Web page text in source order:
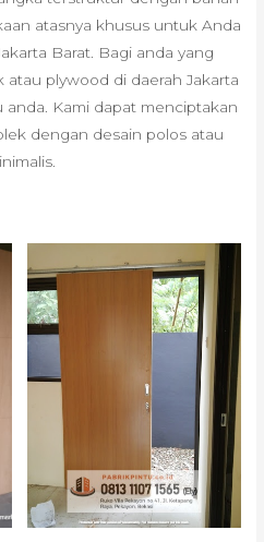
atasnya khusus untuk Anda
Barat. Bagi anda yang
plywood di daerah Jakarta
anda. Kami dapat menciptakan
dengan desain polos atau